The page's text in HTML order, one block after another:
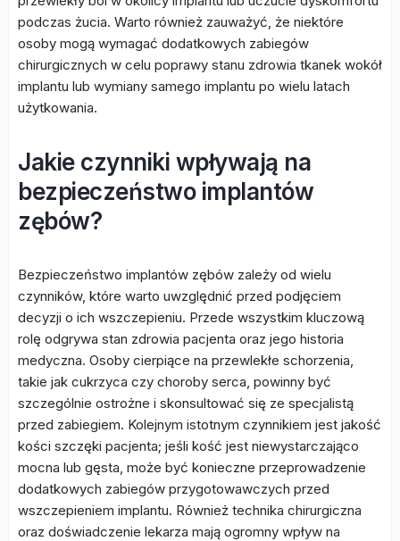
podczas żucia. Warto również zauważyć, że niektóre
osoby mogą wymagać dodatkowych zabiegów
chirurgicznych w celu poprawy stanu zdrowia tkanek wokół
implantu lub wymiany samego implantu po wielu latach
użytkowania.
Jakie czynniki wpływają na
bezpieczeństwo implantów
zębów?
Bezpieczeństwo implantów zębów zależy od wielu
czynników, które warto uwzględnić przed podjęciem
decyzji o ich wszczepieniu. Przede wszystkim kluczową
rolę odgrywa stan zdrowia pacjenta oraz jego historia
medyczna. Osoby cierpiące na przewlekłe schorzenia,
takie jak cukrzyca czy choroby serca, powinny być
szczególnie ostrożne i skonsultować się ze specjalistą
przed zabiegiem. Kolejnym istotnym czynnikiem jest jakość
kości szczęki pacjenta; jeśli kość jest niewystarczająco
mocna lub gęsta, może być konieczne przeprowadzenie
dodatkowych zabiegów przygotowawczych przed
wszczepieniem implantu. Również technika chirurgiczna
oraz doświadczenie lekarza mają ogromny wpływ na